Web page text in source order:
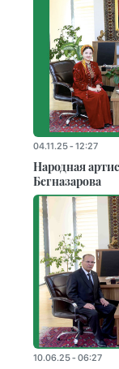
04.11.25 - 12:27
Народная
Бегназарова
10.06.25 - 06:27